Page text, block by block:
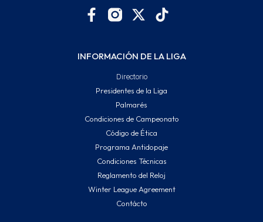
INFORMACIÓN DE LA LIGA
Directorio
Presidentes de la Liga
Palmarés
Condiciones de Campeonato
Código de Ética
Programa Antidopaje
Condiciones Técnicas
Reglamento del Reloj
Winter League Agreement
Contácto